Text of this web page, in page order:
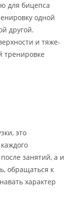
для бицепса
од­ной
другой.
и тя­же­
тренировке
это
занятий, а и
обращаться к
характер